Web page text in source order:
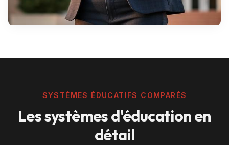
SYSTÈMES ÉDUCATIFS COMPARÉS
Les systèmes d'éducation en
détail